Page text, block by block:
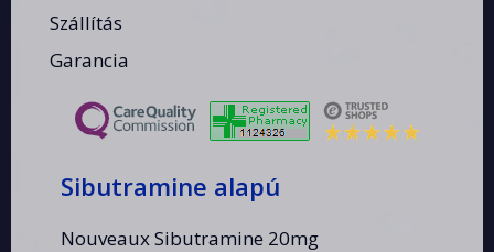
Szállítás
Garancia
Sibutramine alapú
Nouveaux Sibutramine 20mg